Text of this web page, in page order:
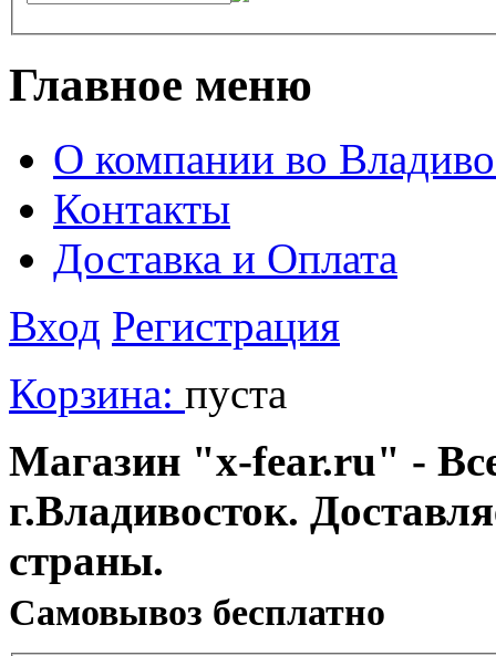
Главное меню
О компании во
Контакты
Доставка и Оплата
Вход Регистрация
Корзина: пуста
Магазин "x-fear.ru" -
г.Владивосток.
страны.
Cамовывоз бесплатно